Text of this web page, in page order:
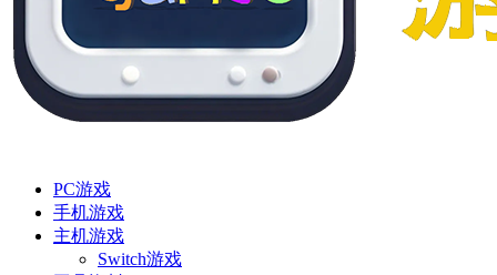
PC游戏
手机游戏
主机游戏
Switch游戏